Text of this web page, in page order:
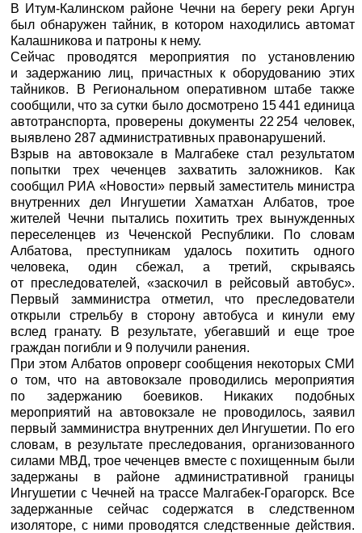
В Итум-Калинском районе Чечни на берегу реки Аргун
был обнаружен тайник, в котором находились автомат
Калашникова и патроны к нему.
Сейчас проводятся мероприятия по установлению
и задержанию лиц, причастных к оборудованию этих
тайников. В Региональном оперативном штабе также
сообщили, что за сутки было досмотрено 15 441 единица
автотранспорта, проверены документы 22 254 человек,
выявлено 287 административных правонарушений.
Взрыв на автовокзале в Малгабеке стал результатом
попытки трех чеченцев захватить заложников. Как
сообщил РИА «Новости» первый заместитель министра
внутренних дел Ингушетии Хаматхан Албатов, трое
жителей Чечни пытались похитить трех вынужденных
переселенцев из Чеченской Республики. По словам
Албатова, преступникам удалось похитить одного
человека, один сбежал, а третий, скрываясь
от преследователей, «заскочил в рейсовый автобус».
Первый замминистра отметил, что преследователи
открыли стрельбу в сторону автобуса и кинули ему
вслед гранату. В результате, убегавший и еще трое
граждан погибли и 9 получили ранения.
При этом Албатов опроверг сообщения некоторых СМИ
о том, что на автовокзале проводились мероприятия
по задержанию боевиков. Никаких подобных
мероприятий на автовокзале не проводилось, заявил
первый замминистра внутренних дел Ингушетии. По его
словам, в результате преследования, организованного
силами МВД, трое чеченцев вместе с похищенным были
задержаны в районе административной границы
Ингушетии с Чечней на трассе Малгабек-Горагорск. Все
задержанные сейчас содержатся в следственном
изоляторе, с ними проводятся следственные действия.